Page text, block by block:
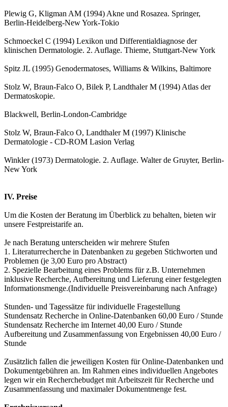
Plewig G, Kligman AM (1994) Akne und Rosazea. Springer,
Berlin-Heidelberg-New York-Tokio
Schmoeckel C (1994) Lexikon und Differentialdiagnose der
klinischen Dermatologie. 2. Auflage. Thieme, Stuttgart-New York
Spitz JL (1995) Genodermatoses, Williams & Wilkins, Baltimore
Stolz W, Braun-Falco O, Bilek P, Landthaler M (1994) Atlas der
Dermatoskopie.
Blackwell, Berlin-London-Cambridge
Stolz W, Braun-Falco O, Landthaler M (1997) Klinische
Dermatologie - CD-ROM Lasion Verlag
Winkler (1973) Dermatologie. 2. Auflage. Walter de Gruyter, Berlin-
New York
IV. Preise
Um die Kosten der Beratung im Überblick zu behalten, bieten wir
unsere Festpreistarife an.
Je nach Beratung unterscheiden wir mehrere Stufen
1. Literaturrecherche in Datenbanken zu gegeben Stichworten und
Problemen (je 3,00 Euro pro Abstract)
2. Spezielle Bearbeitung eines Problems für z.B. Unternehmen
inklusive Recherche, Aufbereitung und Lieferung einer festgelegten
Informationsmenge.(Individuelle Preisvereinbarung nach Anfrage)
Stunden- und Tagessätze für individuelle Fragestellung
Stundensatz Recherche in Online-Datenbanken 60,00 Euro / Stunde
Stundensatz Recherche im Internet 40,00 Euro / Stunde
Aufbereitung und Zusammenfassung von Ergebnissen 40,00 Euro /
Stunde
Zusätzlich fallen die jeweiligen Kosten für Online-Datenbanken und
Dokumentgebühren an. Im Rahmen eines individuellen Angebotes
legen wir ein Recherchebudget mit Arbeitszeit für Recherche und
Zusammenfassung und maximaler Dokumentmenge fest.